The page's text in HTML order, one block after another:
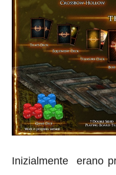
Inizialmente erano